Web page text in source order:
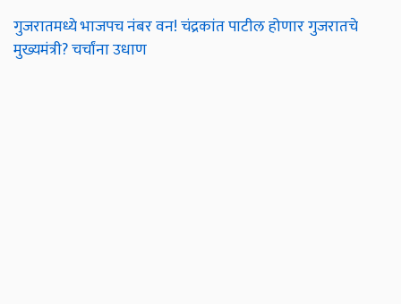
गुजरातमध्ये भाजपच नंबर वन! चंद्रकांत पाटील होणार गुजरातचे
मुख्यमंत्री? चर्चांना उधाण